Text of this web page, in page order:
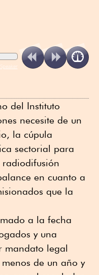
del Instituto
necesite de un
la cúpula
sectorial para
radiodifusión
en cuanto a
que la
a la fecha
y una
mandato legal
de un año y